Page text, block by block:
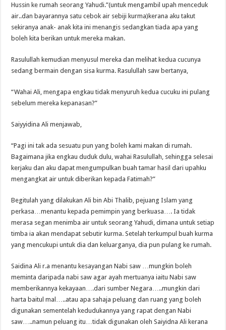
Hussin ke rumah seorang Yahudi.”(untuk mengambil upah menceduk
air..dan bayarannya satu cebok air sebiji kurma)kerana aku takut
sekiranya anak- anak kita ini menangis sedangkan tiada apa yang
boleh kita berikan untuk mereka makan.
Rasulullah kemudian menyusul mereka dan melihat kedua cucunya
sedang bermain dengan sisa kurma. Rasulullah saw bertanya,
“Wahai Ali, mengapa engkau tidak menyuruh kedua cucuku ini pulang
sebelum mereka kepanasan?”
Saiyyidina Ali menjawab,
“Pagi ini tak ada sesuatu pun yang boleh kami makan di rumah.
Bagaimana jika engkau duduk dulu, wahai Rasulullah, sehingga selesai
kerjaku dan aku dapat mengumpulkan buah tamar hasil dari upahku
mengangkat air untuk diberikan kepada Fatimah?”
Begitulah yang dilakukan Ali bin Abi Thalib, pejuang Islam yang
perkasa…menantu kepada pemimpin yang berkuasa…. Ia tidak
merasa segan menimba air untuk seorang Yahudi, dimana untuk setiap
timba ia akan mendapat sebutir kurma. Setelah terkumpul buah kurma
yang mencukupi untuk dia dan keluarganya, dia pun pulang ke rumah.
Saidina Ali r.a menantu kesayangan Nabi saw …mungkin boleh
meminta daripada nabi saw agar ayah mertuanya iaitu Nabi saw
memberikannya kekayaan….dari sumber Negara…..mungkin dari
harta baitul mal…..atau apa sahaja peluang dan ruang yang boleh
digunakan sementelah kedudukannya yang rapat dengan Nabi
saw…..namun peluang itu…tidak digunakan oleh Saiyidna Ali kerana